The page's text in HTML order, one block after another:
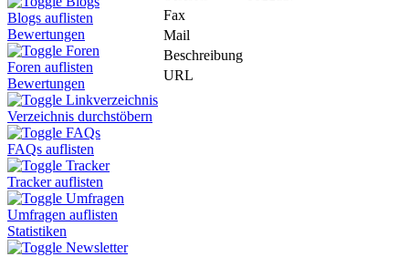
Blogs auflisten
Bewertungen
Foren
Foren auflisten
Bewertungen
Linkverzeichnis
Verzeichnis durchstöbern
FAQs
FAQs auflisten
Tracker
Tracker auflisten
Umfragen
Umfragen auflisten
Statistiken
Newsletter
Fax
Mail
Beschreibung
URL